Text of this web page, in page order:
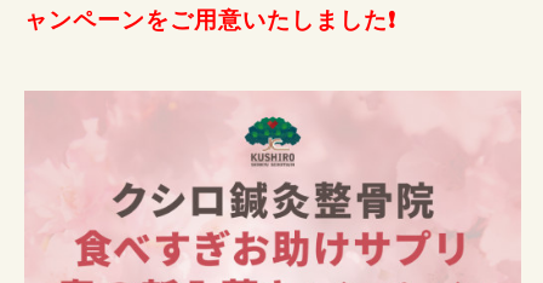
ャンペーンをご用意いたしました❗